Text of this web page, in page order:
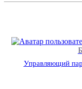
Управляющий